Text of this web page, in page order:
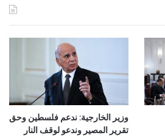
وزير الخارجية: ندعم فلسطين وحق
تقرير المصير وندعو لوقف النار